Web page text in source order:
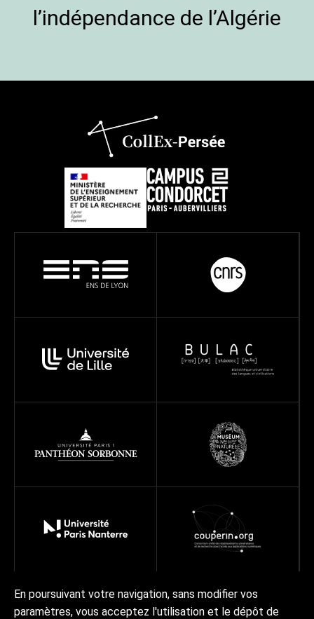
l’indépendance de l’Algérie
En poursuivant votre navigation, sans modifier vos
paramètres, vous acceptez l'utilisation et le dépôt de